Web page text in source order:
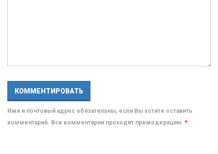
Имя и почтовый адрес обязательны, если Вы хотите оставить
комментарий. Все комментарии проходят премодерацию. *